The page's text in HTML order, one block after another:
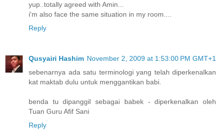
yup..totally agreed with Amin...
i'm also face the same situation in my room....
Reply
Qusyairi Hashim November 2, 2009 at 1:53:00 PM GMT+1
sebenarnya ada satu terminologi yang telah diperkenalkan
kat maktab dulu untuk menggantikan babi.
benda tu dipanggil sebagai babek - diperkenalkan oleh
Tuan Guru Afif Sani
Reply